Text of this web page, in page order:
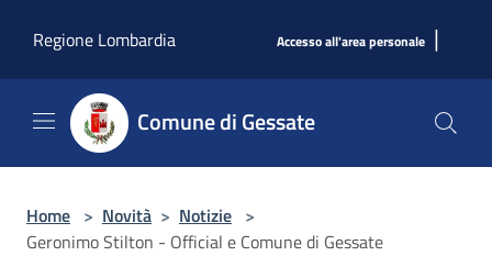
Regione Lombardia
Accesso all'area personale |
Comune di Gessate
Home > Novità > Notizie >
Geronimo Stilton - Official e Comune di Gessate